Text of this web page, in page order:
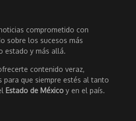
comprometido con
sobre los sucesos más
estado y más allá.
contenido veraz,
para que siempre estés al tanto
Estado de México y en el país.